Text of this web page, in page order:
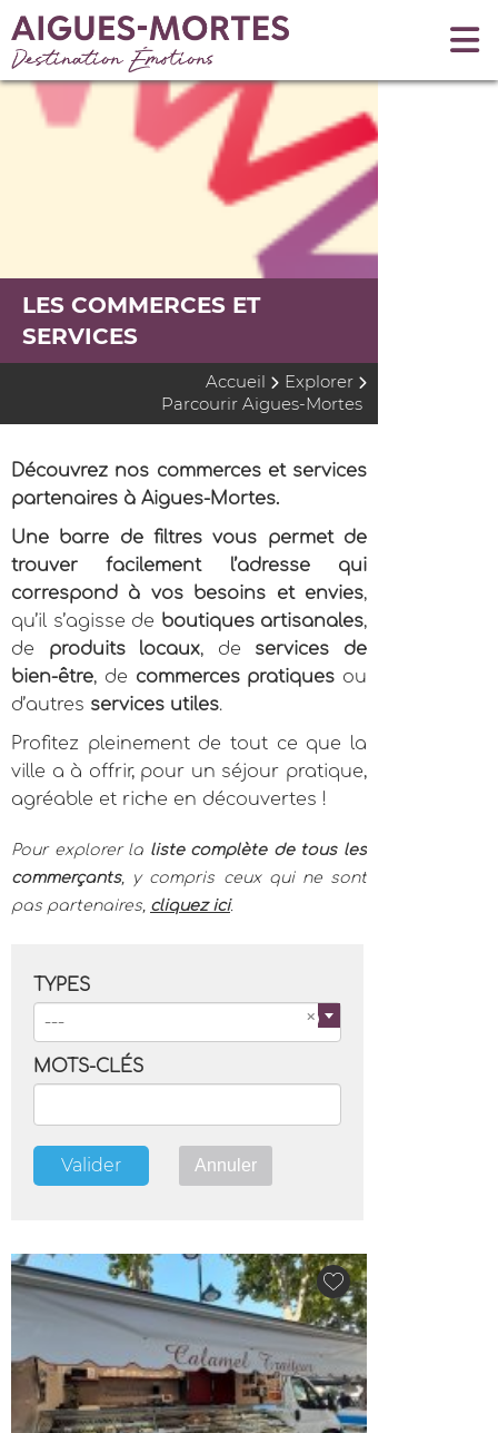
LES COMMERCES ET
SERVICES
Accueil
Explorer
Parcourir Aigues-Mortes
Découvrez nos commerces et services
partenaires à Aigues-Mortes.
Une barre de filtres vous permet de
trouver facilement l’adresse qui
correspond à vos besoins et envies,
qu’il s’agisse de boutiques artisanales,
de produits locaux, de services de
bien-être, de commerces pratiques ou
d’autres services utiles.
Profitez pleinement de tout ce que la
ville a à offrir, pour un séjour pratique,
agréable et riche en découvertes !
Pour explorer la liste complète de tous les
commerçants, y compris ceux qui ne sont
pas partenaires, cliquez ici.
TYPES
---
MOTS-CLÉS
Valider Annuler